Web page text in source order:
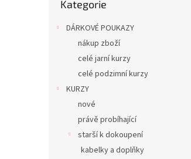
kategorie
Kategorie
DÁRKOVÉ POUKAZY
nákup zboží
celé jarní kurzy
celé podzimní kurzy
KURZY
nové
právě probíhající
starší k dokoupení
kabelky a doplňky